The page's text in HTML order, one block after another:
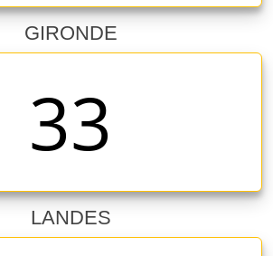
GIRONDE
33
LANDES